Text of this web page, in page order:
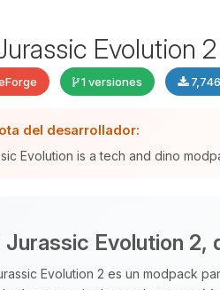
Evolution 2
1 versiones 7,746
del desarrollador:
Evolution is a tech and dino
Jurassic Evolution 2,
Evolution 2 es un modpack